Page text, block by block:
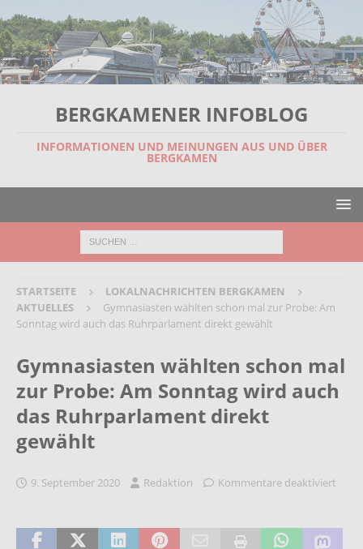
BERGKAMENER INFOBLOG
INFORMATIONEN UND MEINUNGEN AUS UND ÜBER
BERGKAMEN
STARTSEITE
LOKALNACHRICHTEN BERGKAMEN
AKTUELLES
Gymnasiasten wählten schon mal zur Probe: Am
Sonntag wird auch das Ruhrparlament direkt gewählt
Gymnasiasten wählten schon mal
zur Probe: Am Sonntag wird auch
das Ruhrparlament direkt
gewählt
9. September 2020 Redaktion Kommentare deaktiviert